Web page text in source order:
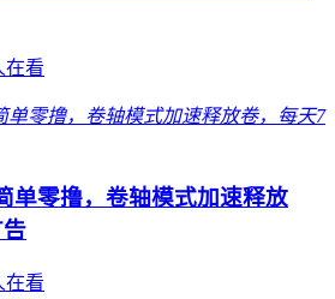
在看
单零撸，卷轴模式加速释放
在看